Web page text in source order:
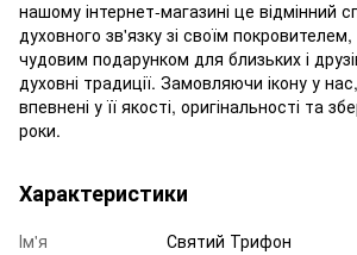
нашому інтернет-магазині це відмінний
духовного зв'язку зі своїм
чудовим подарунком для близьких і
духовні традиції. Замовляючи ікону у
впевнені у її якості, оригінальності та
роки.
Характеристики
Ім'я
Святий Трифон